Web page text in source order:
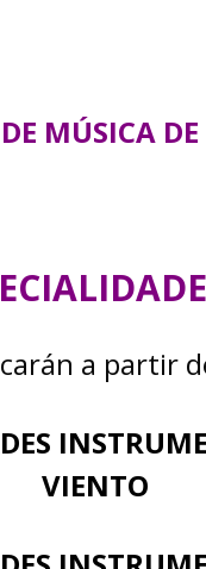
MÚSICA
a partir
VIENTO